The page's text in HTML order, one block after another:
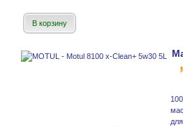
В корзину